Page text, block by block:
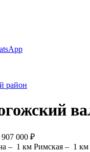
район
000 ₽
– 1 км Римская – 1 км